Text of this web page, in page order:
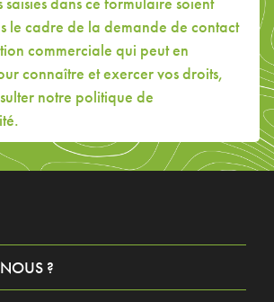
saisies dans ce formulaire soient
le cadre de la demande de contact
commerciale qui peut en
connaître et exercer vos droits,
notre politique de
.
?